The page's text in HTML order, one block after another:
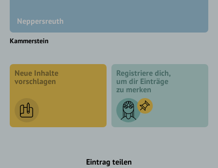
Neppersreuth
Kammerstein
Neue Inhalte
vorschlagen
Registriere dich,
um dir Einträge
zu merken
Eintrag teilen